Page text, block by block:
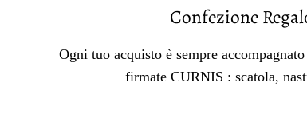
Confezione
Ogni tuo acquisto è sempre
firmate CURNIS : scatola,